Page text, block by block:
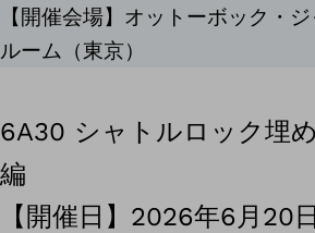
【開催会場】オットーボック・
ルーム（東京）
6A30 シャトルロック埋
編
【開催日】2026年6月20